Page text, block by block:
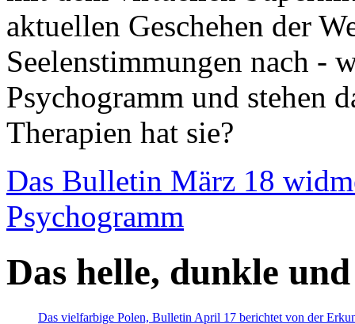
aktuellen Geschehen der
Seelenstimmungen nach -
Psychogramm und stehen
Therapien hat sie?
Das Bulletin März 18
Psychogramm
Das helle, dunkle
Das vielfarbige Polen, Bulletin April 17 berichtet von der